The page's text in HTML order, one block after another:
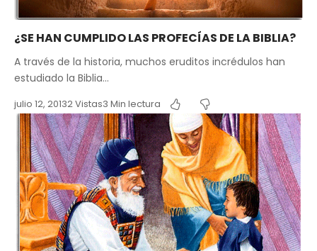
¿SE HAN CUMPLIDO LAS PROFECÍAS DE LA BIBLIA?
A través de la historia, muchos eruditos incrédulos han
estudiado la Biblia…
julio 12, 20132 Vistas3 Min lectura